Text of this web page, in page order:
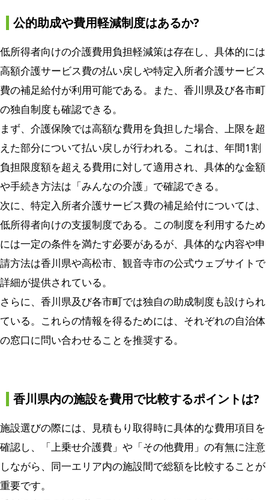
公的助成や費用軽減制度はあるか?
低所得者向けの介護費用負担軽減策は存在し、具体的には
高額介護サービス費の払い戻しや特定入所者介護サービス
費の補足給付が利用可能である。また、香川県及び各市町
の独自制度も確認できる。
まず、介護保険では高額な費用を負担した場合、上限を超
えた部分について払い戻しが行われる。これは、年間1割
負担限度額を超える費用に対して適用され、具体的な金額
や手続き方法は「みんなの介護」で確認できる。
次に、特定入所者介護サービス費の補足給付については、
低所得者向けの支援制度である。この制度を利用するため
には一定の条件を満たす必要があるが、具体的な内容や申
請方法は香川県や高松市、観音寺市の公式ウェブサイトで
詳細が提供されている。
さらに、香川県及び各市町では独自の助成制度も設けられ
ている。これらの情報を得るためには、それぞれの自治体
の窓口に問い合わせることを推奨する。
香川県内の施設を費用で比較するポイントは?
施設選びの際には、見積もり取得時に具体的な費用項目を
確認し、「上乗せ介護費」や「その他費用」の有無に注意
しながら、同一エリア内の施設間で総額を比較することが
重要です。